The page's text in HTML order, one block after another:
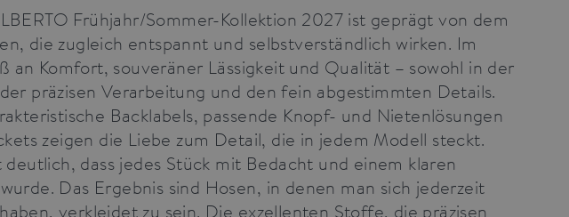
Frühjahr/Sommer-Kollektion 2027 ist geprägt von dem
die zugleich entspannt und selbstverständlich wirken. Im
an Komfort, souveräner Lässigkeit und Qualität – sowohl in der
präzisen Verarbeitung und den fein abgestimmten Details.
Backlabels, passende Knopf- und Nietenlösungen
zeigen die Liebe zum Detail, die in jedem Modell steckt.
dass jedes Stück mit Bedacht und einem klaren
Das Ergebnis sind Hosen, in denen man sich jederzeit
verkleidet zu sein. Die exzellenten Stoffe, die präzisen